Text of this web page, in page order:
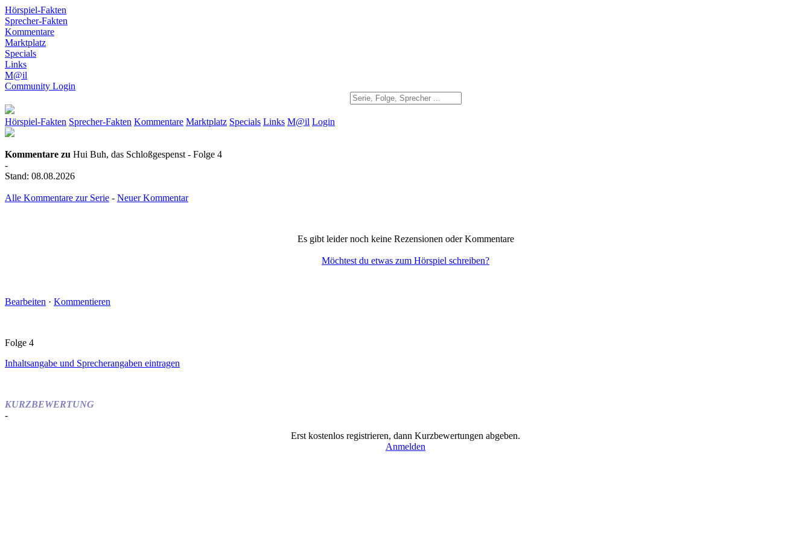
Hörspiel-Fakten
Sprecher-Fakten
Kommentare
Marktplatz
Specials
Links
M@il
Community Login
Hörspiel-Fakten Sprecher-Fakten Kommentare Marktplatz Specials Links M@il Login
Kommentare zu Hui Buh, das Schloßgespenst - Folge 4
-
Stand: 08.08.2026
Alle Kommentare zur Serie - Neuer Kommentar
Es gibt leider noch keine Rezensionen oder Kommentare
Möchtest du etwas zum Hörspiel schreiben?
Bearbeiten · Kommentieren
Folge 4
Inhaltsangabe und Sprecherangaben eintragen
KURZBEWERTUNG
-
Erst kostenlos registrieren, dann Kurzbewertungen abgeben.
Anmelden